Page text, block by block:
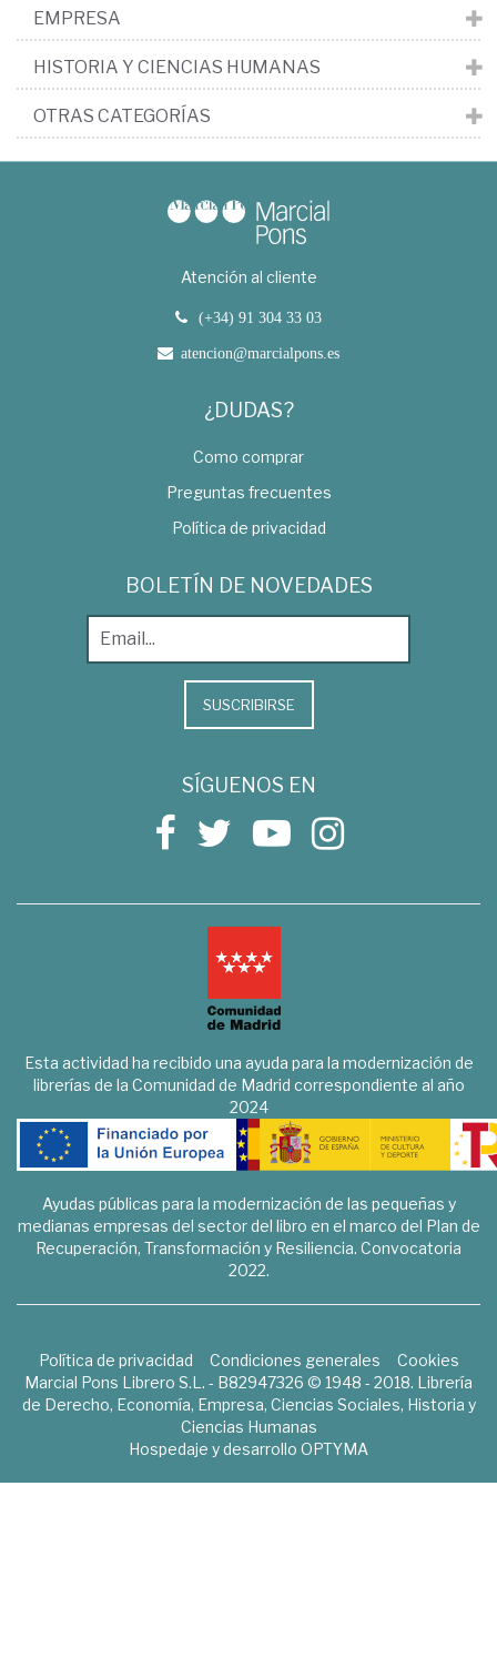
EMPRESA
HISTORIA Y CIENCIAS HUMANAS
OTRAS CATEGORÍAS
Atención al cliente
(+34) 91 304 33 03
atencion@marcialpons.es
¿DUDAS?
Como comprar
Preguntas frecuentes
Política de privacidad
BOLETÍN DE NOVEDADES
SUSCRIBIRSE
SÍGUENOS EN
Esta actividad ha recibido una ayuda para la modernización de
librerías de la Comunidad de Madrid correspondiente al año
2024
Ayudas públicas para la modernización de las pequeñas y
medianas empresas del sector del libro en el marco del Plan de
Recuperación, Transformación y Resiliencia. Convocatoria
2022.
Política de privacidad Condiciones generales
Cookies
Marcial Pons Librero S.L. - B82947326 © 1948 - 2018. Librería
de Derecho, Economía, Empresa, Ciencias Sociales, Historia y
Ciencias Humanas
Hospedaje y desarrollo OPTYMA